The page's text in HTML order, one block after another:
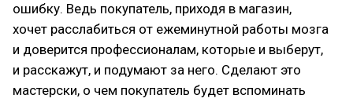
ошибку. Ведь покупатель, приходя в магазин,
хочет расслабиться от ежеминутной работы мозга
и доверится профессионалам, которые и выберут,
и расскажут, и подумают за него. Сделают это
мастерски, о чем покупатель будет вспоминать